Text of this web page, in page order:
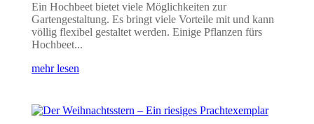
Ein Hochbeet bietet viele Möglichkeiten zur
Gartengestaltung. Es bringt viele Vorteile mit und kann
völlig flexibel gestaltet werden. Einige Pflanzen fürs
Hochbeet...
mehr lesen